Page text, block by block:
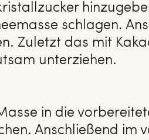
schlagen.
Zuletzt das mit
unterziehen.
in die
Anschließend im